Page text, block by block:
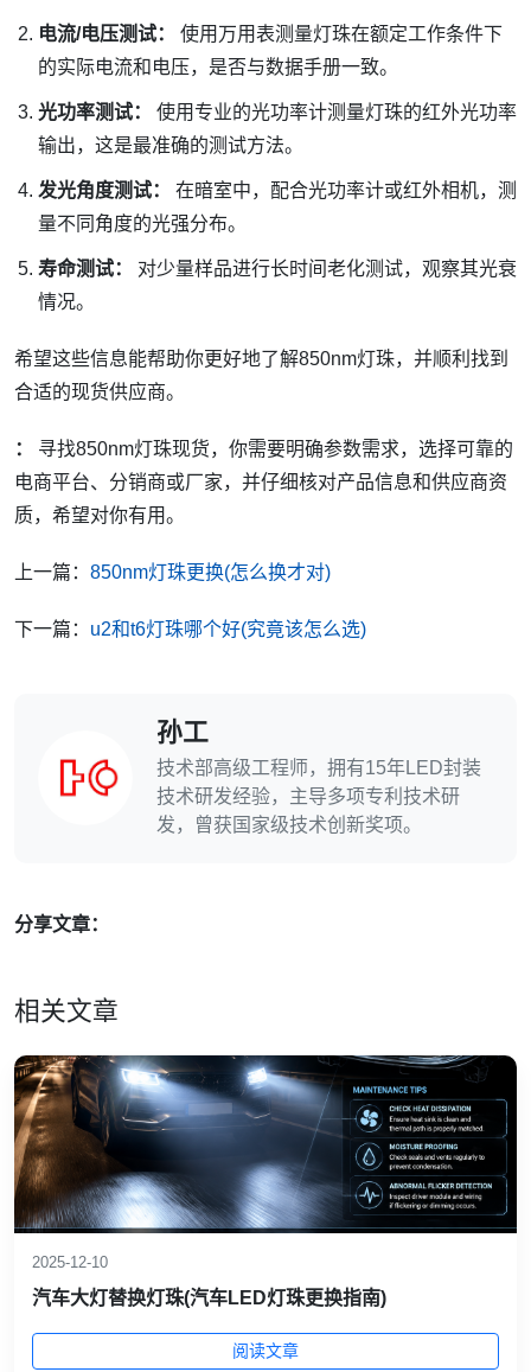
电流/电压测试：
使用万用表测量灯珠在额定工作条件下
的实际电流和电压，是否与数据手册一致。
光功率测试：
使用专业的光功率计测量灯珠的红外光功率
输出，这是最准确的测试方法。
发光角度测试：
在暗室中，配合光功率计或红外相机，测
量不同角度的光强分布。
寿命测试：
对少量样品进行长时间老化测试，观察其光衰
情况。
希望这些信息能帮助你更好地了解850nm灯珠，并顺利找到
合适的现货供应商。
：
寻找850nm灯珠现货，你需要明确参数需求，选择可靠的
电商平台、分销商或厂家，并仔细核对产品信息和供应商资
质，希望对你有用。
上一篇： 850nm灯珠更换(怎么换才对)
下一篇： u2和t6灯珠哪个好(究竟该怎么选)
孙工
技术部高级工程师，拥有15年LED封装
技术研发经验，主导多项专利技术研
发，曾获国家级技术创新奖项。
分享文章：
相关文章
2025-12-10
汽车大灯替换灯珠(汽车LED灯珠更换指南)
阅读文章